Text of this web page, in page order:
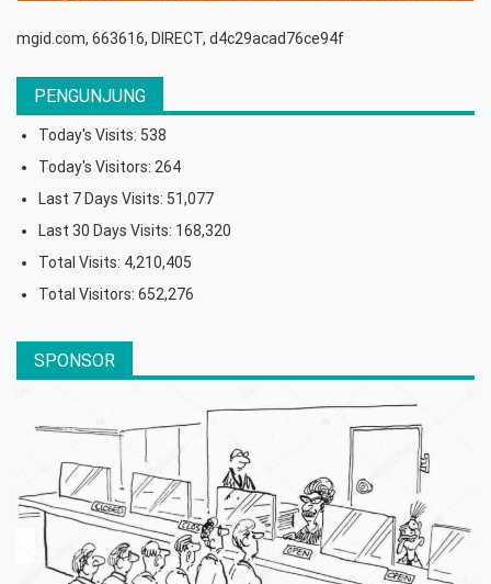
mgid.com, 663616, DIRECT, d4c29acad76ce94f
PENGUNJUNG
Today's Visits: 538
Today's Visitors: 264
Last 7 Days Visits: 51,077
Last 30 Days Visits: 168,320
Total Visits: 4,210,405
Total Visitors: 652,276
SPONSOR